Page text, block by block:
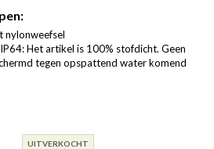
nylonweefsel
Het artikel is 100% stofdicht. Geen
tegen opspattend water komend
UITVERKOCHT